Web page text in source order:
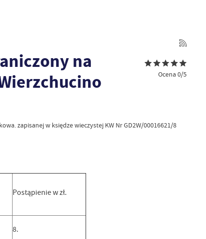
na
Ocena 0/5
zapisanej w księdze wieczystej KW Nr GD2W/00016621/8
Postąpienie w zł.
8.